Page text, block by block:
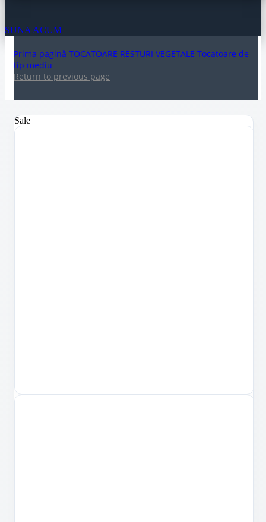
SUNA ACUM
Prima pagină TOCATOARE RESTURI VEGETALE Tocatoare de
tip mediu
Return to previous page
Sale